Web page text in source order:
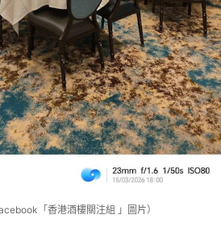
「香港酒樓關注組 」圖片）